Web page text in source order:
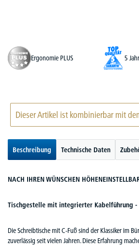
Ergonomie PLUS
5
Dieser Artikel ist kombinierbar mit
Beschreibung Technische Daten
NACH IHREN WÜNSCHEN
Tischgestelle mit integrierter Kabelführung -
Die Schreibtische mit C-Fuß sind der Klassiker im
zuverlässig seit vielen Jahren. Diese Erfahrung